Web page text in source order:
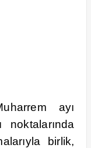
ayı
birlik,